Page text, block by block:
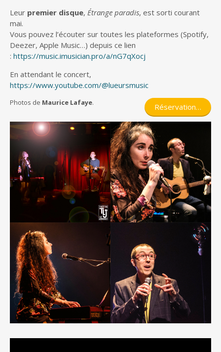
Leur premier disque, Étrange paradis, est sorti courant
mai.
Vous pouvez l’écouter sur toutes les plateformes (Spotify,
Deezer, Apple Music…) depuis ce lien
: https://music.imusician.pro/a/nG7qXocj
En attendant le concert,
https://www.youtube.com/@lueursmusic
Réservation…
Photos de Maurice Lafaye.